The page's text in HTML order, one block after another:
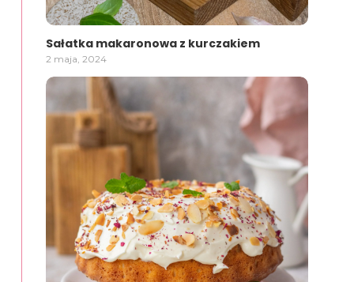
Sałatka makaronowa z kurczakiem
2 maja, 2024